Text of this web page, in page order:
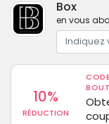
Box
en vous
10%
RÉDUCTION